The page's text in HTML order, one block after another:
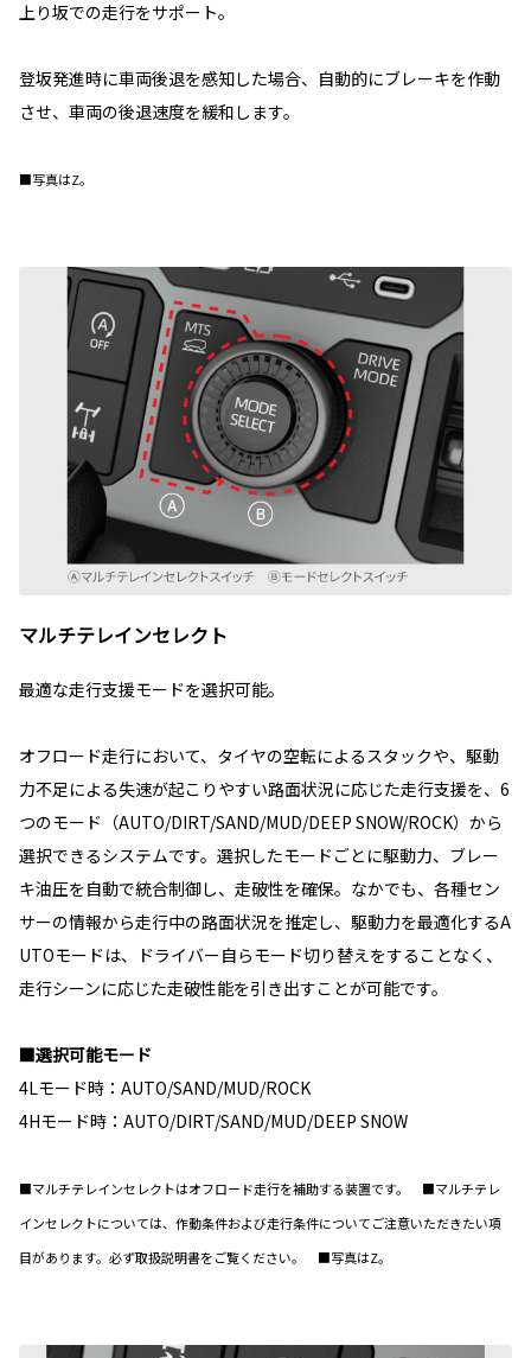
上り坂での走行をサポート。
登坂発進時に車両後退を感知した場合、自動的にブレーキを作動
させ、車両の後退速度を緩和します。
■写真はZ。
マルチテレインセレクト
最適な走行支援モードを選択可能。
オフロード走行において、タイヤの空転によるスタックや、駆動
力不足による失速が起こりやすい路面状況に応じた走行支援を、6
つのモード（AUTO/DIRT/SAND/MUD/DEEP SNOW/ROCK）から
選択できるシステムです。選択したモードごとに駆動力、ブレー
キ油圧を自動で統合制御し、走破性を確保。なかでも、各種セン
サーの情報から走行中の路面状況を推定し、駆動力を最適化するA
UTOモードは、ドライバー自らモード切り替えをすることなく、
走行シーンに応じた走破性能を引き出すことが可能です。
■選択可能モード
4Lモード時：AUTO/SAND/MUD/ROCK
4Hモード時：AUTO/DIRT/SAND/MUD/DEEP SNOW
■マルチテレインセレクトはオフロード走行を補助する装置です。 ■マルチテレ
インセレクトについては、作動条件および走行条件についてご注意いただきたい項
目があります。必ず取扱説明書をご覧ください。 ■写真はZ。